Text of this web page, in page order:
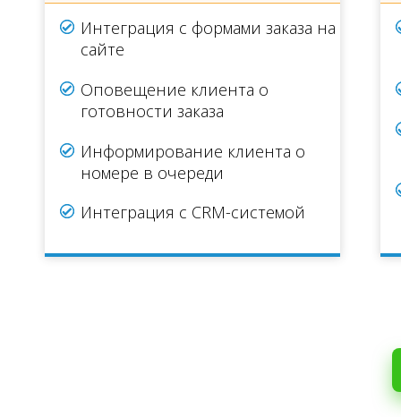
Интеграция с формами заказа на
сайте
Оповещение клиента о
готовности заказа
Информирование клиента о
номере в очереди
Интеграция с CRM-системой